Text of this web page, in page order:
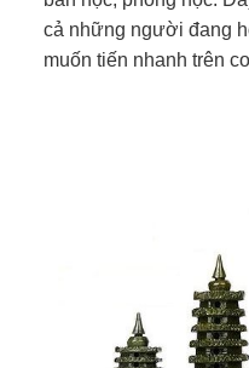
cả những người đang
muốn tiến nhanh trên